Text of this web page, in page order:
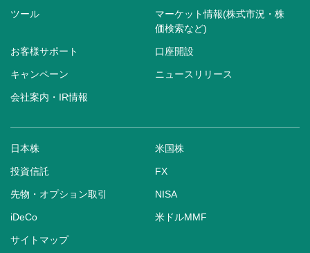
ツール
マーケット情報(株式市況・株
価検索など)
お客様サポート 口座開設
キャンペーン ニュースリリース
会社案内・IR情報
日本株 米国株
投資信託 FX
先物・オプション取引 NISA
iDeCo 米ドルMMF
サイトマップ